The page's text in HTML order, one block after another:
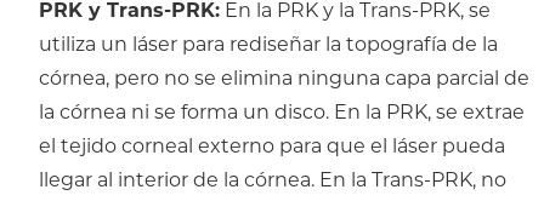
PRK y Trans-PRK: En la PRK y la Trans-PRK, se
utiliza un láser para rediseñar la topografía de la
córnea, pero no se elimina ninguna capa parcial de
la córnea ni se forma un disco. En la PRK, se extrae
el tejido corneal externo para que el láser pueda
llegar al interior de la córnea. En la Trans-PRK, no